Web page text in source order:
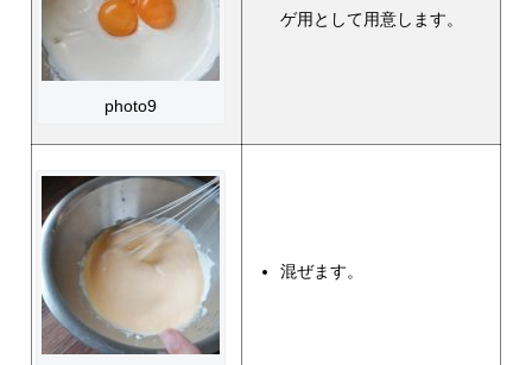
photo9
ゲ用として用意します。
混ぜます。